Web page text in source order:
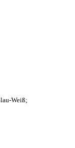
Weiß;